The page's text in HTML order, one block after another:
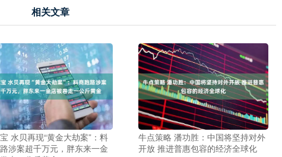
相关文章
水贝再现“黄金大劫案”：料
涉案超千万元，胖东来一金
牛点策略 潘功胜：中国将坚持对外
开放 推进普惠包容的经济全球化